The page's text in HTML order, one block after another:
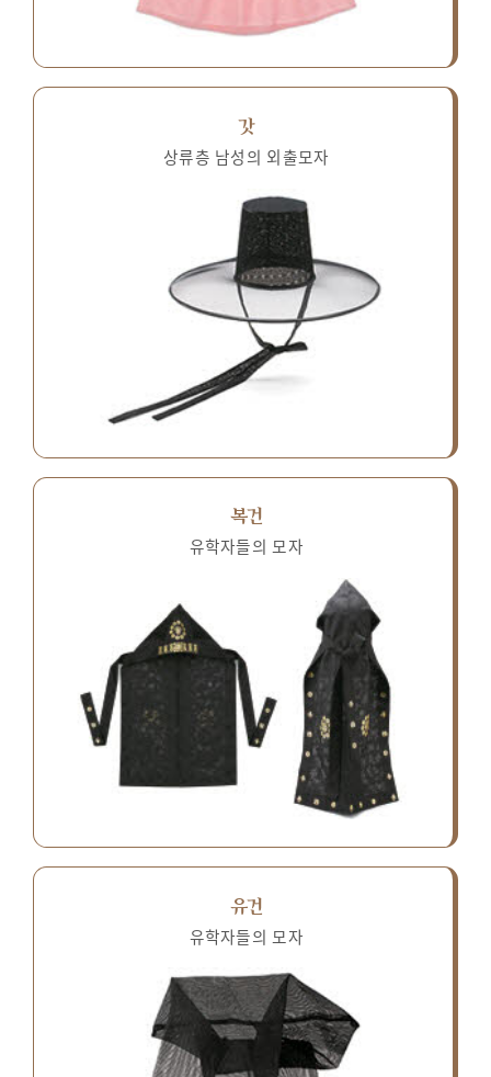
갓
상류층 남성의 외출모자
복건
유학자들의 모자
유건
유학자들의 모자